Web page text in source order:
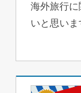
海外旅行に
いと思いま